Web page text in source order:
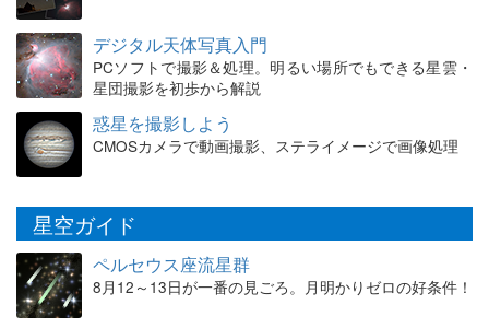
デジタル天体写真入門
PCソフトで撮影＆処理。明るい場所でもできる星雲・
星団撮影を初歩から解説
惑星を撮影しよう
CMOSカメラで動画撮影、ステライメージで画像処理
星空ガイド
ペルセウス座流星群
8月12～13日が一番の見ごろ。月明かりゼロの好条件！